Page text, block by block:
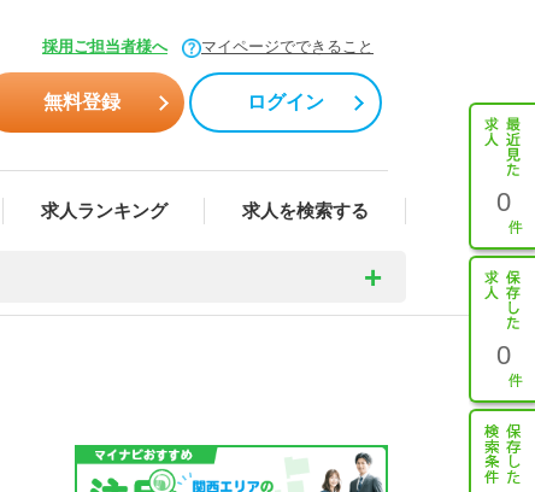
採用ご担当者様へ マイページでできること
無料登録 ログイン
求人ランキング 求人を検索する 0
0